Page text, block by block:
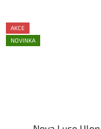
AKCE
NOVINKA